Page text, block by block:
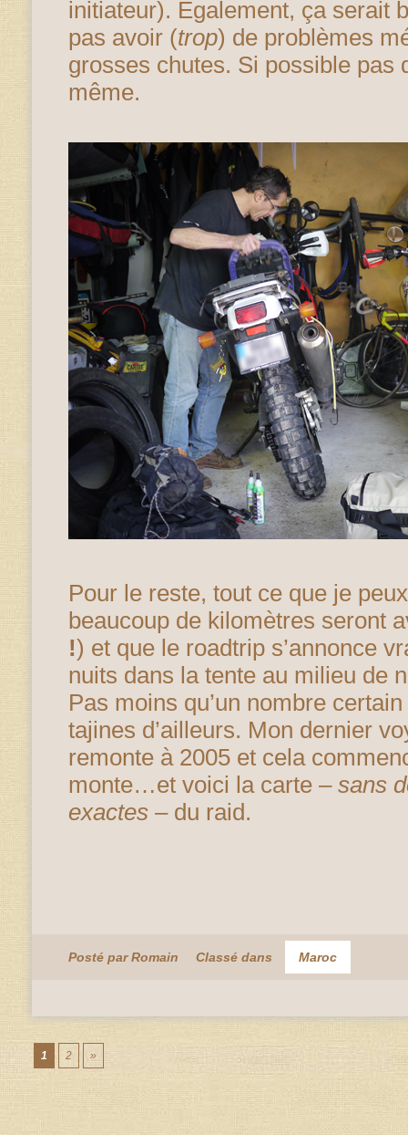
initiateur). Également, ça serait
pas avoir (trop) de problèmes
grosses chutes. Si possible pas
même.
Pour le reste, tout ce que je
beaucoup de kilomètres seront
!) et que le roadtrip s’annonce
nuits dans la tente au milieu de
Pas moins qu’un nombre
tajines d’ailleurs. Mon dernier
remonte à 2005 et cela
monte…et voici la carte – sans
exactes – du raid.
Posté par Romain Classé dans Maroc
1 2 »